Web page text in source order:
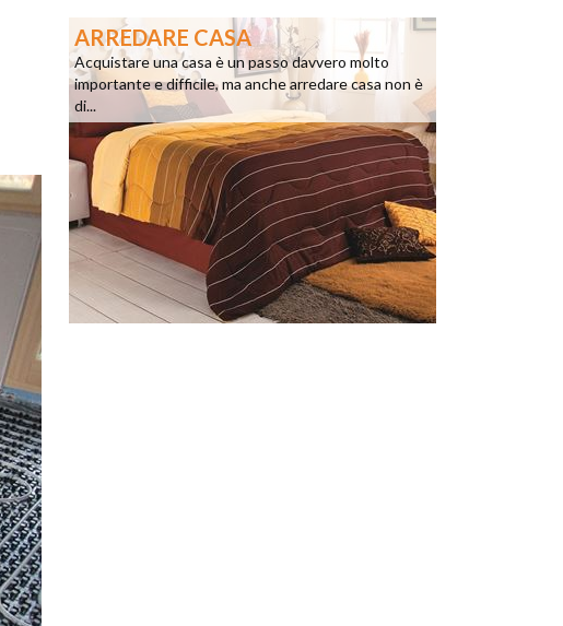
ARREDARE CASA
Acquistare una casa è un passo davvero molto
importante e difficile, ma anche arredare casa non è
di...